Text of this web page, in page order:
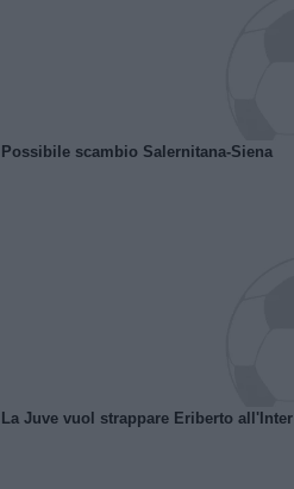
Possibile scambio Salernitana-Siena
La Juve vuol strappare Eriberto all'Inter